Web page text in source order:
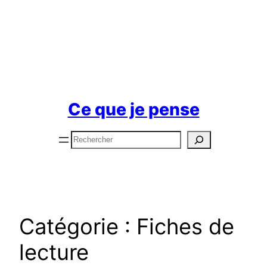
Ce que je pense
Rechercher
Catégorie : Fiches de
lecture